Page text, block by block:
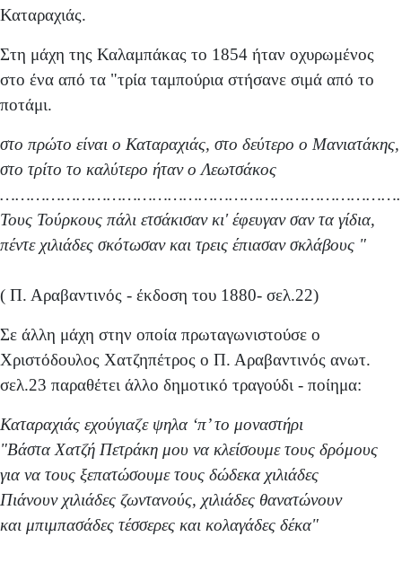
Καταραχιάς.
Στη μάχη της Καλαμπάκας το 1854 ήταν οχυρωμένος
στο ένα από τα "τρία ταμπούρια στήσανε σιμά από το
ποτάμι.
στο πρώτο είναι ο Καταραχιάς, στο δεύτερο ο Μανιατάκης,
στο τρίτο το καλύτερο ήταν ο Λεωτσάκος
Τους Τούρκους πάλι ετσάκισαν κι' έφευγαν σαν τα γίδια,
πέντε χιλιάδες σκότωσαν και τρεις έπιασαν σκλάβους "
( Π. Αραβαντινός - έκδοση του 1880- σελ.22)
Σε άλλη μάχη στην οποία πρωταγωνιστούσε ο
Χριστόδουλος Χατζηπέτρος ο Π. Αραβαντινός ανωτ.
σελ.23 παραθέτει άλλο δημοτικό τραγούδι - ποίημα:
Καταραχιάς εχούγιαζε ψηλα ‘π’ το μοναστήρι
"Βάστα Χατζή Πετράκη μου να κλείσουμε τους δρόμους
για νατους ξεπατώσουμε τους δώδεκα χιλιάδες
Πιάνουν χιλιάδες ζωντανούς, χιλιάδες θανατώνουν
και μπιμπασάδες τέσσερες και κολαγάδες δέκα"